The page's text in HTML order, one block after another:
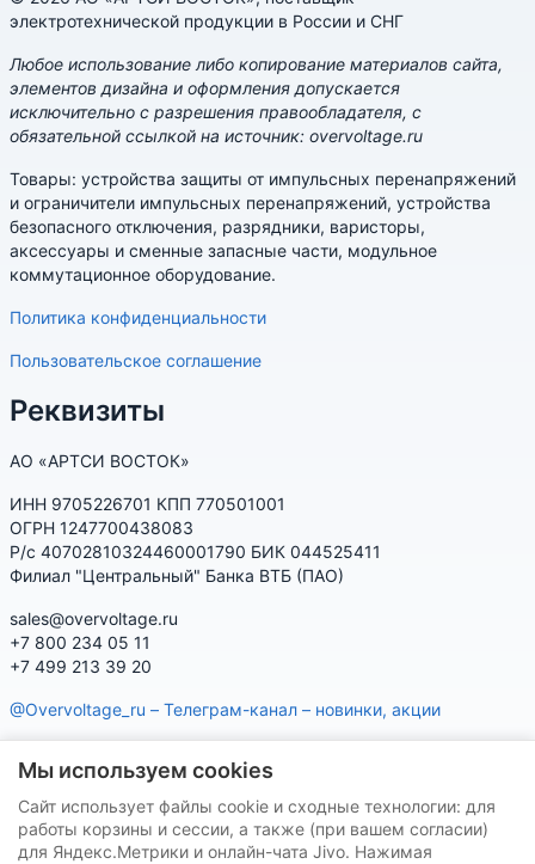
электротехнической продукции в России и СНГ
Любое использование либо копирование материалов сайта,
элементов дизайна и оформления допускается
исключительно с разрешения правообладателя, с
обязательной ссылкой на источник: overvoltage.ru
Товары: устройства защиты от импульсных перенапряжений
и ограничители импульсных перенапряжений, устройства
безопасного отключения, разрядники, варисторы,
аксессуары и сменные запасные части, модульное
коммутационное оборудование.
Политика конфиденциальности
Пользовательское соглашение
Реквизиты
АО «АРТСИ ВОСТОК»
ИНН 9705226701 КПП 770501001
ОГРН 1247700438083
Р/с 40702810324460001790 БИК 044525411
Филиал "Центральный" Банка ВТБ (ПАО)
sales@overvoltage.ru
+7 800 234 05 11
+7 499 213 39 20
@Overvoltage_ru – Телеграм-канал – новинки, акции
характеристики, наличие, подбор
Нашу продукцию Вы можете приобрести на маркетплейсах
Мы используем cookies
Сайт использует файлы cookie и сходные технологии: для
работы корзины и сессии, а также (при вашем согласии)
для Яндекс.Метрики и онлайн-чата Jivo. Нажимая